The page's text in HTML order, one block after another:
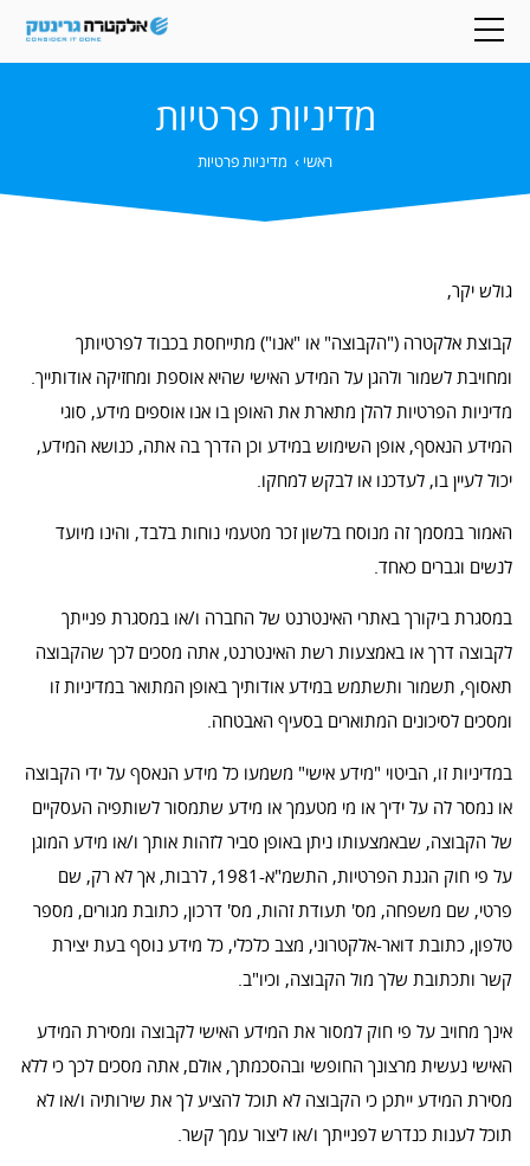
מדיניות פרטיות
ראשי › מדיניות פרטיות
גולש יקר,
קבוצת אלקטרה ("הקבוצה" או "אנו") מתייחסת בכבוד לפרטיותך
ומחויבת לשמור ולהגן על המידע האישי שהיא אוספת ומחזיקה אודותייך.
מדיניות הפרטיות להלן מתארת את האופן בו אנו אוספים מידע, סוגי
המידע הנאסף, אופן השימוש במידע וכן הדרך בה אתה, כנושא המידע,
יכול לעיין בו, לעדכנו או לבקש למחקו.
האמור במסמך זה מנוסח בלשון זכר מטעמי נוחות בלבד, והינו מיועד
לנשים וגברים כאחד.
במסגרת ביקורך באתרי האינטרנט של החברה ו/או במסגרת פנייתך
לקבוצה דרך או באמצעות רשת האינטרנט, אתה מסכים לכך שהקבוצה
תאסוף, תשמור ותשתמש במידע אודותיך באופן המתואר במדיניות זו
ומסכים לסיכונים המתוארים בסעיף האבטחה.
במדיניות זו, הביטוי "מידע אישי" משמעו כל מידע הנאסף על ידי הקבוצה
או נמסר לה על ידיך או מי מטעמך או מידע שתמסור לשותפיה העסקיים
של הקבוצה, שבאמצעותו ניתן באופן סביר לזהות אותך ו/או מידע המוגן
על פי חוק הגנת הפרטיות, התשמ"א-1981, לרבות, אך לא רק, שם
פרטי, שם משפחה, מס' תעודת זהות, מס' דרכון, כתובת מגורים, מספר
טלפון, כתובת דואר-אלקטרוני, מצב כלכלי, כל מידע נוסף בעת יצירת
קשר ותכתובת שלך מול הקבוצה, וכיו"ב.
אינך מחויב על פי חוק למסור את המידע האישי לקבוצה ומסירת המידע
האישי נעשית מרצונך החופשי ובהסכמתך, אולם, אתה מסכים לכך כי ללא
מסירת המידע ייתכן כי הקבוצה לא תוכל להציע לך את שירותיה ו/או לא
תוכל לענות כנדרש לפנייתך ו/או ליצור עמך קשר.